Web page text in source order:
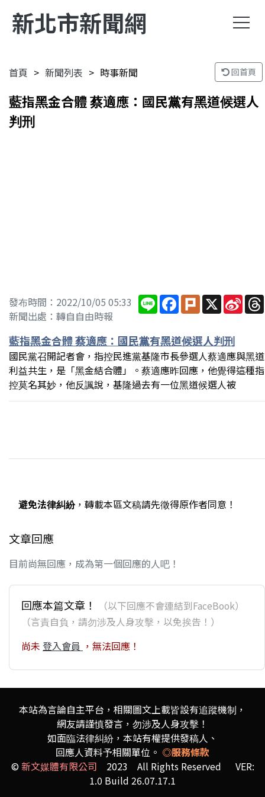
新北市新聞網
首頁 新聞列表 時事新聞 回首頁
藍指黑金合體 蔡適應：國民黨有黑道候選人
判刑
發布時間：2022/10/05 05:33
新聞出處：轉自自由時報
Line Facebook
PlurkX Sina
藍指黑金合體 蔡適應：國民黨有黑道候選人判刑
國民黨召開記者會，指控民進黨基隆市長參選人蔡適應與黑道
利益共生，是「黑金結合體」。蔡適應昨回應，他覺得這種指
控莫名其妙，他反諷說，基隆過去有一位黑道候選人被
避免法律糾紛，轉載本區文稿請先徵得原作者同意！
文章回應
目前尚無回應，成為第一個回應的人吧！
回應本篇文章！
（以下回應不會連結到FaceBook）
（言責自負，請勿涉及人身攻擊，以免挨告！）
尚未 登入會員 ，無法回應！
本站為言論自主平台，相關圖文上載皆設有追蹤機制，
網友請謹慎發言，勿涉及人身攻擊！
如面臨法律糾紛，本站有權提供發稿人、
回應人資料予相關單位。 ◎服務條款
©新文媒體有限公司 2023 All Rights Reserved VER:
1.0 Build 26.07.17.1